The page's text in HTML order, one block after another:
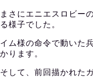
まさにエニエスロビー
る様子でした。
イム様の命令で動いた
かります。
そして、前回描かれた